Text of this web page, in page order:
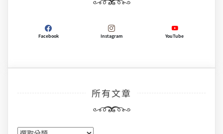
Facebook Instagram YouTube
所有文章
所